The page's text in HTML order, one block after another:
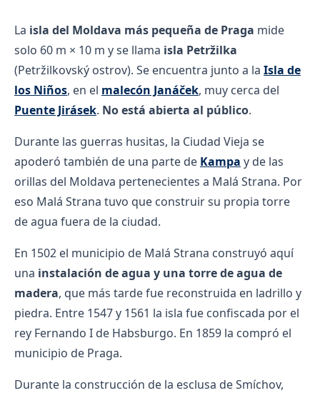
La isla del Moldava más pequeña de Praga mide
solo 60 m × 10 m y se llama isla Petržilka
(Petržilkovský ostrov). Se encuentra junto a la Isla de
los Niños, en el malecón Janáček, muy cerca del
Puente Jirásek. No está abierta al público.
Durante las guerras husitas, la Ciudad Vieja se
apoderó también de una parte de Kampa y de las
orillas del Moldava pertenecientes a Malá Strana. Por
eso Malá Strana tuvo que construir su propia torre
de agua fuera de la ciudad.
En 1502 el municipio de Malá Strana construyó aquí
una instalación de agua y una torre de agua de
madera, que más tarde fue reconstruida en ladrillo y
piedra. Entre 1547 y 1561 la isla fue confiscada por el
rey Fernando I de Habsburgo. En 1859 la compró el
municipio de Praga.
Durante la construcción de la esclusa de Smíchov,